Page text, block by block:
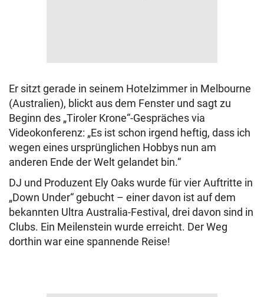
Er sitzt gerade in seinem Hotelzimmer in Melbourne
(Australien), blickt aus dem Fenster und sagt zu
Beginn des „Tiroler Krone“-Gespräches via
Videokonferenz: „Es ist schon irgend heftig, dass ich
wegen eines ursprünglichen Hobbys nun am
anderen Ende der Welt gelandet bin.“
DJ und Produzent Ely Oaks wurde für vier Auftritte in
„Down Under“ gebucht – einer davon ist auf dem
bekannten Ultra Australia-Festival, drei davon sind in
Clubs. Ein Meilenstein wurde erreicht. Der Weg
dorthin war eine spannende Reise!